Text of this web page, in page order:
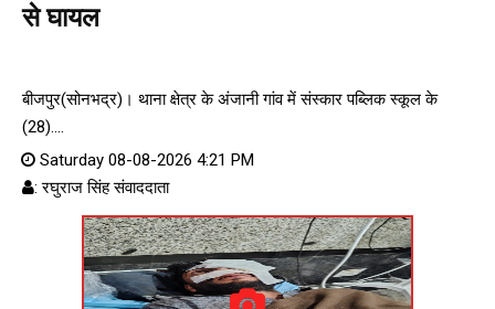
से घायल
बीजपुर(सोनभद्र)। थाना क्षेत्र के अंजानी गांव में संस्कार पब्लिक स्कूल के
(28)....
Saturday 08-08-2026 4:21 PM
: रघुराज सिंह संवाददाता